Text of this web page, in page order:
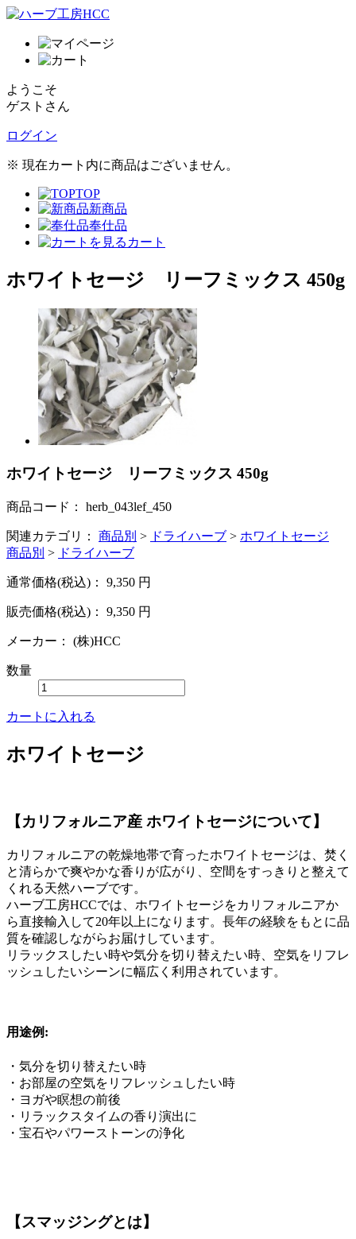
ようこそ
ゲストさん
ログイン
※ 現在カート内に商品はございません。
TOP
新商品
奉仕品
カート
ホワイトセージ リーフミックス 450g
ホワイトセージ リーフミックス 450g
商品コード： herb_043lef_450
関連カテゴリ： 商品別 > ドライハーブ > ホワイトセージ
商品別 > ドライハーブ
通常価格(税込)： 9,350 円
販売価格(税込)： 9,350 円
メーカー： (株)HCC
数量
カートに入れる
ホワイトセージ
【カリフォルニア産 ホワイトセージについて】
カリフォルニアの乾燥地帯で育ったホワイトセージは、焚く
と清らかで爽やかな香りが広がり、空間をすっきりと整えて
くれる天然ハーブです。
ハーブ工房HCCでは、ホワイトセージをカリフォルニアか
ら直接輸入して20年以上になります。長年の経験をもとに品
質を確認しながらお届けしています。
リラックスしたい時や気分を切り替えたい時、空気をリフレ
ッシュしたいシーンに幅広く利用されています。
用途例:
・気分を切り替えたい時
・お部屋の空気をリフレッシュしたい時
・ヨガや瞑想の前後
・リラックスタイムの香り演出に
・宝石やパワーストーンの浄化
【スマッジングとは】